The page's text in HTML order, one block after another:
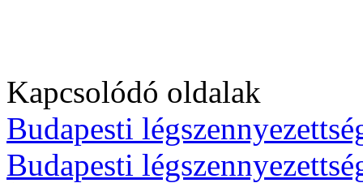
Kapcsolódó oldalak
Budapesti
Budapesti